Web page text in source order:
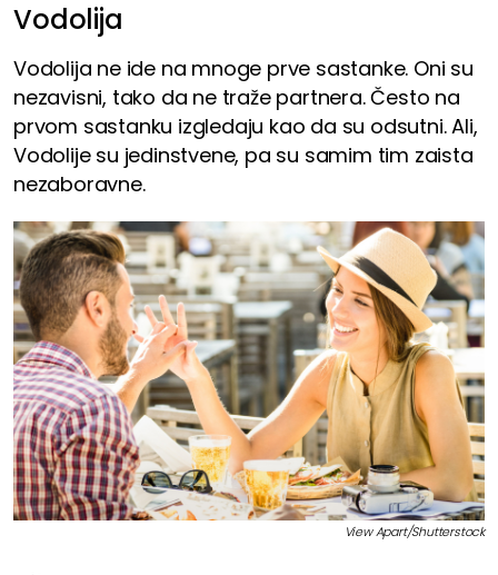
Vodolija
Vodolija ne ide na mnoge prve sastanke. Oni su
nezavisni, tako da ne traže partnera. Često na
prvom sastanku izgledaju kao da su odsutni. Ali,
Vodolije su jedinstvene, pa su samim tim zaista
nezaboravne.
View Apart/Shutterstock